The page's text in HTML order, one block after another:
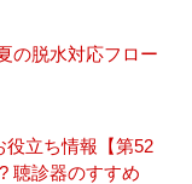
の脱水対応フロー
役立ち情報【第52
聴診器のすすめ